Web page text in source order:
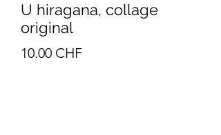
U hiragana, collage
original
10.00 CHFPrix